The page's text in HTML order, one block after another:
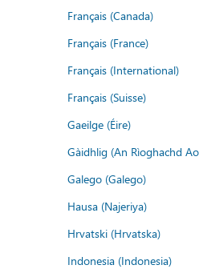
Français (Canada)
Français (France)
Français (International)
Français (Suisse)
Gaeilge (Éire)
Gàidhlig (An Rìoghachd
Galego (Galego)
Hausa (Najeriya)
Hrvatski (Hrvatska)
Indonesia (Indonesia)